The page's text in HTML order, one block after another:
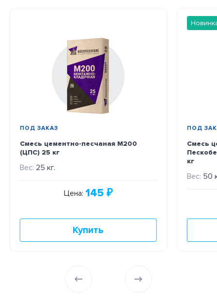
ПОД ЗАКАЗ
Смесь цементно-песчаная М200
(ЦПС) 25 кг
Вес: 25 кг.
Цена: 145 ₽
Купить
ПОД
Смесь
кг
Вес: 50